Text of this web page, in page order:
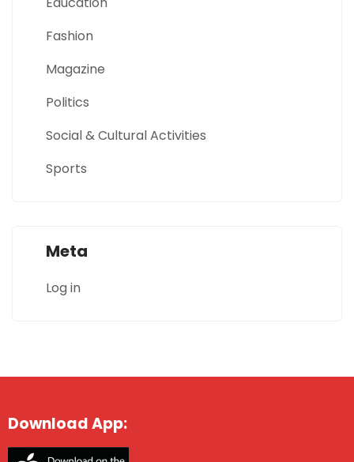
Fashion
Magazine
Politics
Social & Cultural Activities
Sports
Meta
Log in
Download App: